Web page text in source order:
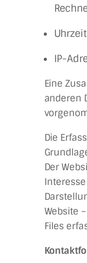
IP-
Eine
anderen
Die
Der
Website
Files